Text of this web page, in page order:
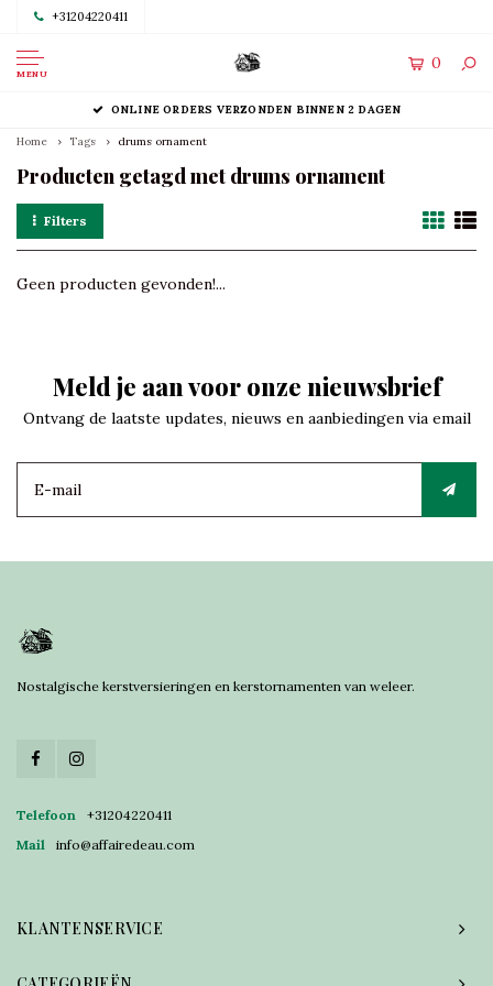
+31204220411
MENU
0
ONLINE ORDERS VERZONDEN BINNEN 2 DAGEN
Home Tags drums ornament
Producten getagd met drums ornament
Filters
Geen producten gevonden!...
Meld je aan voor onze nieuwsbrief
Ontvang de laatste updates, nieuws en aanbiedingen via email
Nostalgische kerstversieringen en kerstornamenten van weleer.
Telefoon
+31204220411
Mail
info@affairedeau.com
KLANTENSERVICE